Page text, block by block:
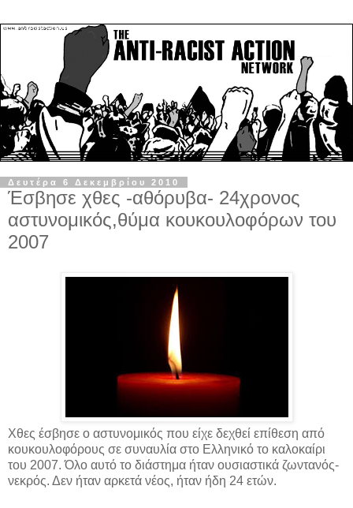
Δευτέρα 6 Δεκεμβρίου 2010
Έσβησε χθες -αθόρυβα- 24χρονος
αστυνομικός,θύμα κουκουλοφόρων του
2007
Χθες έσβησε ο αστυνομικός που είχε δεχθεί επίθεση από
κουκουλοφόρους σε συναυλία στο Ελληνικό το καλοκαίρι
του 2007. Όλο αυτό το διάστημα ήταν ουσιαστικά ζωντανός-
νεκρός. Δεν ήταν αρκετά νέος, ήταν ήδη 24 ετών.